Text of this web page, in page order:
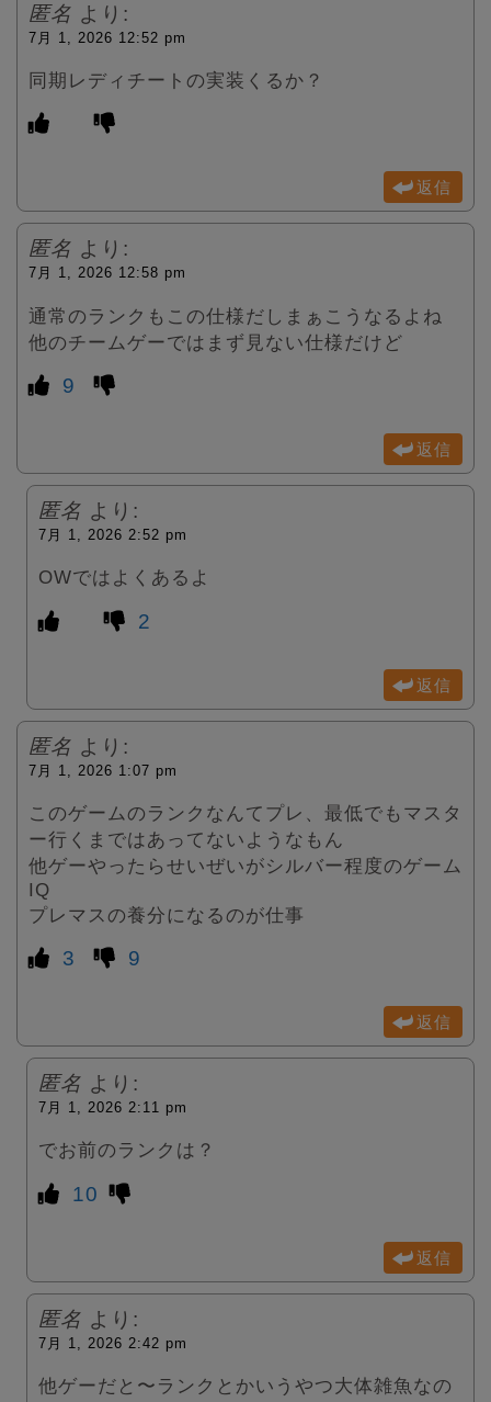
匿名 より:
7月 1, 2026 12:52 pm
同期レディチートの実装くるか？
返信
匿名 より:
7月 1, 2026 12:58 pm
通常のランクもこの仕様だしまぁこうなるよね
他のチームゲーではまず見ない仕様だけど
9
返信
匿名 より:
7月 1, 2026 2:52 pm
OWではよくあるよ
2
返信
匿名 より:
7月 1, 2026 1:07 pm
このゲームのランクなんてプレ、最低でもマスタ
ー行くまではあってないようなもん
他ゲーやったらせいぜいがシルバー程度のゲーム
IQ
プレマスの養分になるのが仕事
3 9
返信
匿名 より:
7月 1, 2026 2:11 pm
でお前のランクは？
10
返信
匿名 より:
7月 1, 2026 2:42 pm
他ゲーだと〜ランクとかいうやつ大体雑魚なの